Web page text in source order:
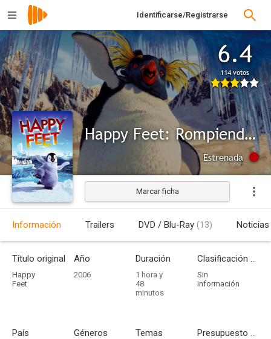
Identificarse/Registrarse
6.4
114 votos
Happy Feet: Rompiendo el hielo
Estrenada
Marcar ficha
Información Trailers DVD / Blu-Ray (13) Noticias
Título original
Happy
Feet
Año
2006
Duración
1 hora y
48
minutos
Clasificación por edades
Sin
información
País Géneros Temas Presupuesto - Ingresos